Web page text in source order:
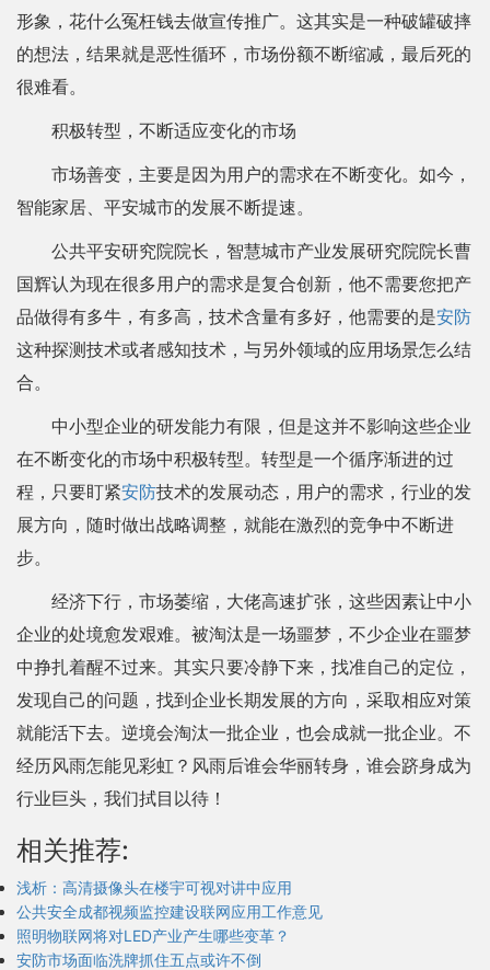
形象，花什么冤枉钱去做宣传推广。这其实是一种破罐破摔
的想法，结果就是恶性循环，市场份额不断缩减，最后死的
很难看。
积极转型，不断适应变化的市场
市场善变，主要是因为用户的需求在不断变化。如今，
智能家居、平安城市的发展不断提速。
公共平安研究院院长，智慧城市产业发展研究院院长曹
国辉认为现在很多用户的需求是复合创新，他不需要您把产
品做得有多牛，有多高，技术含量有多好，他需要的是安防
这种探测技术或者感知技术，与另外领域的应用场景怎么结
合。
中小型企业的研发能力有限，但是这并不影响这些企业
在不断变化的市场中积极转型。转型是一个循序渐进的过
程，只要盯紧安防技术的发展动态，用户的需求，行业的发
展方向，随时做出战略调整，就能在激烈的竞争中不断进
步。
经济下行，市场萎缩，大佬高速扩张，这些因素让中小
企业的处境愈发艰难。被淘汰是一场噩梦，不少企业在噩梦
中挣扎着醒不过来。其实只要冷静下来，找准自己的定位，
发现自己的问题，找到企业长期发展的方向，采取相应对策
就能活下去。逆境会淘汰一批企业，也会成就一批企业。不
经历风雨怎能见彩虹？风雨后谁会华丽转身，谁会跻身成为
行业巨头，我们拭目以待！
相关推荐:
浅析：高清摄像头在楼宇可视对讲中应用
公共安全成都视频监控建设联网应用工作意见
照明物联网将对LED产业产生哪些变革？
安防市场面临洗牌抓住五点或许不倒